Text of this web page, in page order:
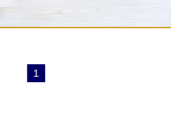
よくあるご質問
1